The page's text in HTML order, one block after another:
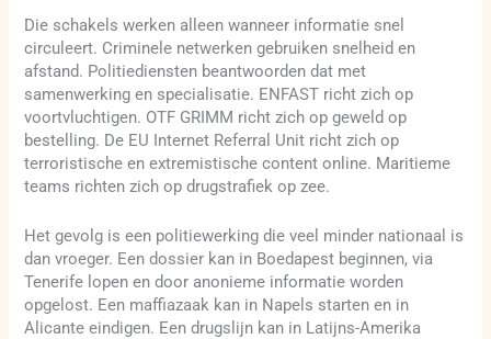
Die schakels werken alleen wanneer informatie snel
circuleert. Criminele netwerken gebruiken snelheid en
afstand. Politiediensten beantwoorden dat met
samenwerking en specialisatie. ENFAST richt zich op
voortvluchtigen. OTF GRIMM richt zich op geweld op
bestelling. De EU Internet Referral Unit richt zich op
terroristische en extremistische content online. Maritieme
teams richten zich op drugstrafiek op zee.
Het gevolg is een politiewerking die veel minder nationaal is
dan vroeger. Een dossier kan in Boedapest beginnen, via
Tenerife lopen en door anonieme informatie worden
opgelost. Een maffiazaak kan in Napels starten en in
Alicante eindigen. Een drugslijn kan in Latijns-Amerika